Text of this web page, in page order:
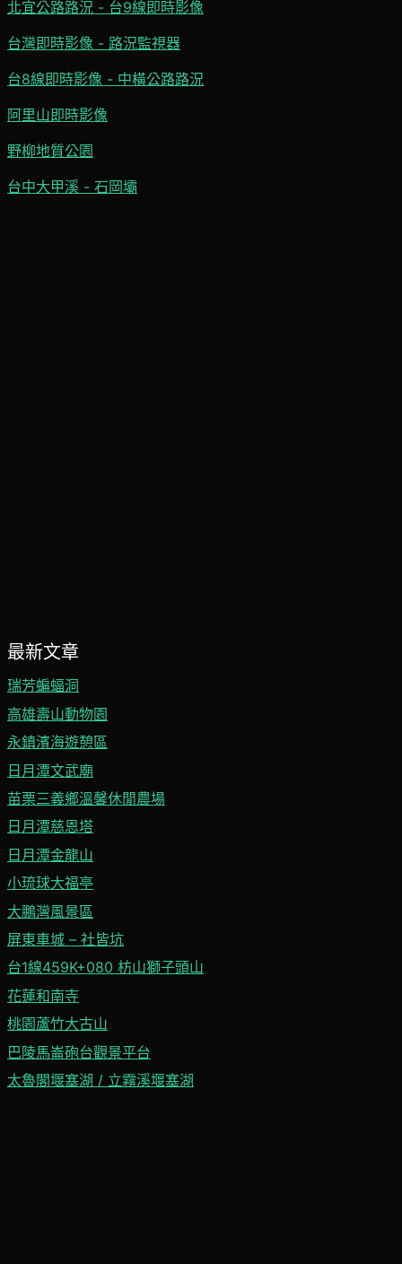
北宜公路路況 - 台9線即時影像
台灣即時影像 - 路況監視器
台8線即時影像 - 中橫公路路況
阿里山即時影像
野柳地質公園
台中大甲溪 - 石岡壩
最新文章
瑞芳蝙蝠洞
高雄壽山動物園
永鎮濱海遊憩區
日月潭文武廟
苗栗三義鄉溫馨休閒農場
日月潭慈恩塔
日月潭金龍山
小琉球大福亭
大鵬灣風景區
屏東車城 – 社皆坑
台1線459K+080 枋山獅子頭山
花蓮和南寺
桃園蘆竹大古山
巴陵馬崙砲台觀景平台
太魯閣堰塞湖 / 立霧溪堰塞湖